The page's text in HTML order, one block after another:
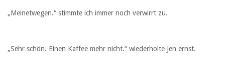
„Meinetwegen.“ stimmte ich immer noch verwirrt zu.
„Sehr schön. Einen Kaffee mehr nicht.“ wiederholte Jen ernst.